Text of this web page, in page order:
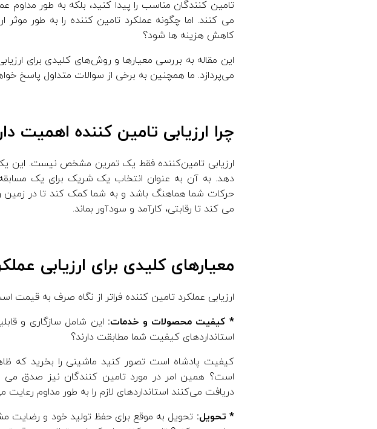
تامین کنندگان مناسب را پیدا کنید، بلکه به طور مداوم
می کنند. اما چگونه عملکرد تامین کننده را به طور
کاهش هزینه ها شود؟
این مقاله به بررسی معیارها و روش‌های کلیدی برای
می‌پردازد. ما همچنین به برخی از سوالات متداول پاسخ
چرا ارزیابی تامین کننده اهمیت
ارزیابی تامین‌کننده فقط یک تمرین مشخص نیست. این
دهد. به آن به عنوان انتخاب یک شریک برای یک مسابقه
حرکات شما هماهنگ باشد و به شما کمک کند تا در
می کند تا رقابتی، کارآمد و سودآور بماند.
معیارهای کلیدی برای ارزیابی
ارزیابی عملکرد تامین کننده فراتر از نگاه صرف به قیمت
* کیفیت محصولات و خدمات: این شامل سازگاری و
استانداردهای کیفیت شما مطابقت دارند؟
کیفیت پادشاه است تصور کنید ماشینی را بخرید که
است؟ همین امر در مورد تامین کنندگان نیز صدق می
دریافت می‌کنند استانداردهای لازم را به طور مداوم رعایت
* تحویل: تحویل به موقع برای حفظ تولید خود و رضایت